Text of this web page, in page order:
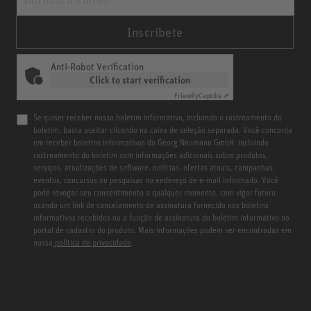
Inscríbete
Anti-Robot Verification
Click to start verification
FriendlyCaptcha ⇗
Se quiser receber nosso boletim informativo, incluindo o rastreamento do
boletim, basta aceitar clicando na caixa de seleção separada. Você concorda
em receber boletins informativos da Georg Neumann GmbH, incluindo
rastreamento do boletim com informações adicionais sobre produtos,
serviços, atualizações de software, notícias, ofertas atuais, campanhas,
eventos, concursos ou pesquisas no endereço de e-mail informado. Você
pode revogar seu consentimento a qualquer momento, com vigor futuro
usando um link de cancelamento de assinatura fornecido nos boletins
informativos recebidos ou a função de assinatura do boletim informativo no
portal de cadastro do produto. Mais informações podem ser encontradas em
nossa política de privacidade.